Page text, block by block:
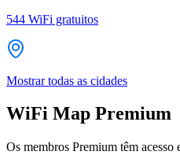
544 WiFi gratuitos
Mostrar todas as cidades
WiFi Map Premium
Os membros Premium têm